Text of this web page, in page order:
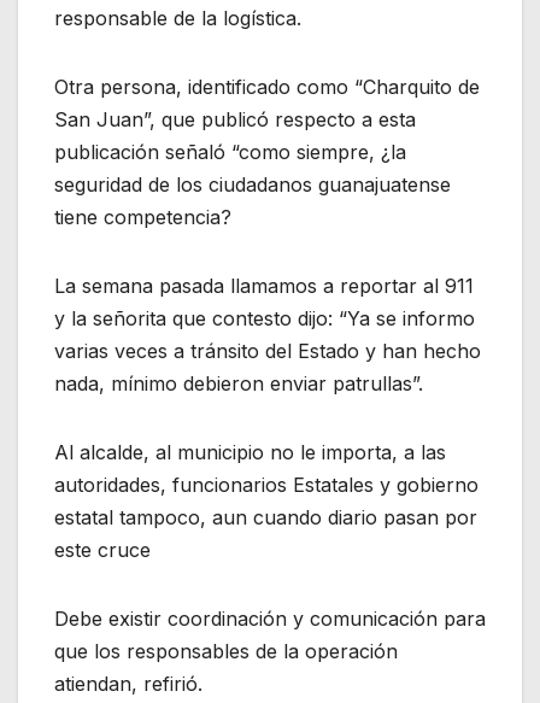
responsable de la logística.
Otra persona, identificado como “Charquito de
San Juan”, que publicó respecto a esta
publicación señaló “como siempre, ¿la
seguridad de los ciudadanos guanajuatense
tiene competencia?
La semana pasada llamamos a reportar al 911
y la señorita que contesto dijo: “Ya se informo
varias veces a tránsito del Estado y han hecho
nada, mínimo debieron enviar patrullas”.
Al alcalde, al municipio no le importa, a las
autoridades, funcionarios Estatales y gobierno
estatal tampoco, aun cuando diario pasan por
este cruce
Debe existir coordinación y comunicación para
que los responsables de la operación
atiendan, refirió.